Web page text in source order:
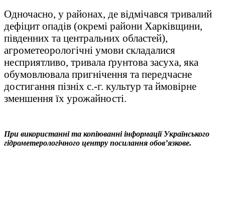
Одночасно, у районах, де відмічався тривалий
дефіцит опадів (окремі райони Харківщини,
південних та центральних областей),
агрометеорологічні умови складалися
несприятливо, тривала ґрунтова засуха, яка
обумовлювала пригнічення та передчасне
достигання пізніх с.-г. культур та ймовірне
зменшення їх урожайності.
При використанні та копіюванні інформації Українського
гідрометерологічного центру посилання обов’язкове.